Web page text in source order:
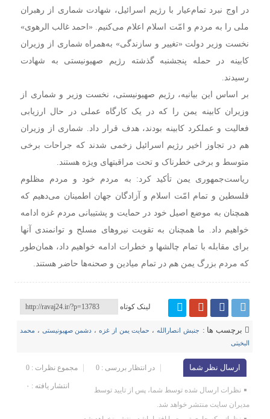
در اوج نبرد تمام‌عیار با رژیم اسرائیل، شهادت شماری از رهبران
ملی را به مردم و امّت اسلام اعلام می‌کنیم. «احمد غالب الرهوی»
نخست وزیر دولت «تغییر و سازندگی» به‌همراه شماری از وزیران
کابینه در حمله پنجشنبه گذشته رژیم صهیونیستی به شهادت
رسیدند.
بر اساس این بیانیه، رژیم صهیونیستی، نخست وزیر و شماری از
وزیران کابینه یمن را که در یک کارگاه عملی در حال ارزیابی
فعالیت و عملکرد کابینه بودند، هدف قرار داد. شماری از وزیران
هم در تجاوز اخیر رژیم اسرائیل زخمی شدند که جراحات برخی
متوسط و برخی خطرناک و تحت مراقبتهای ویژه هستند.
ریاست‌جمهوری یمن تأکید کرد: به مردم خود و مردم مظلوم
فلسطین و تمام امّت اسلام و آزادگان جهان اطمینان می‌دهیم که
همچنان به موضع اصیل خود در حمایت و پشتیبانی مردم غزه ادامه
خواهیم داد. ما همچنان به تقویت نیروهای مسلح و توانمندی آنها
برای مقابله با تمام چالشها و خطرات ادامه خواهیم داد، همان‌طور
که مردم بزرگ یمن هم در تمام میادین و صحنه‌ها حاضر هستند.
لینک کوتاه
برچسب ها : جنبش انصارالله ، حمایت یمن از غزه ، دشمن صهیونیستی ، محمد
البخیتی
ارسال نظر شما مجموع نظرات : 0 در انتظار بررسی : 0
انتشار یافته : ۰
نظرات ارسال شده توسط شما، پس از تایید توسط
مدیران سایت منتشر خواهد شد.